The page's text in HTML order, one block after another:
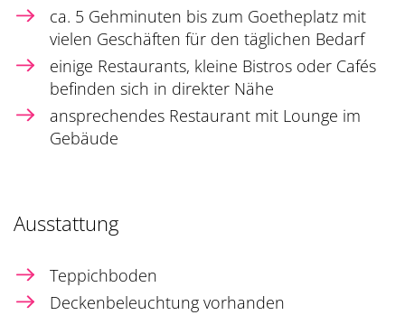
ca. 5 Gehminuten bis zum Goetheplatz mit
vielen Geschäften für den täglichen Bedarf
einige Restaurants, kleine Bistros oder Cafés
befinden sich in direkter Nähe
ansprechendes Restaurant mit Lounge im
Gebäude
Ausstattung
Teppichboden
Deckenbeleuchtung vorhanden